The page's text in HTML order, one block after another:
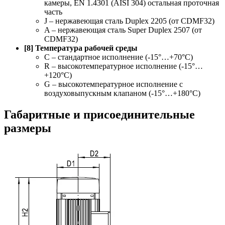
камеры, EN 1.4301 (AISI 304) остальная проточная
часть
J – нержавеющая сталь Duplex 2205 (от CDMF32)
A – нержавеющая сталь Super Duplex 2507 (от
CDMF32)
[8] Температура рабочей среды
C – стандартное исполнение (-15°…+70°С)
R – высокотемпературное исполнение (-15°…
+120°С)
G – высокотемпературное исполнение с
воздуховыпускным клапаном (-15°…+180°С)
Габаритные и присоединительные
размеры